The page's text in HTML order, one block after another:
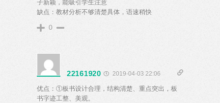
子新颖，能吸引学生注意
缺点：教材分析不够清楚具体，语速稍快
0
22161920 2019-04-03 22:06
优点：①板书设计合理，结构清楚、重点突出，板
书字迹工整、美观。